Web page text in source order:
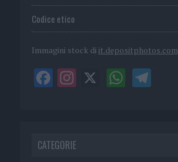
Codice etico
Immagini stock di it.depositphotos.com
CATEGORIE